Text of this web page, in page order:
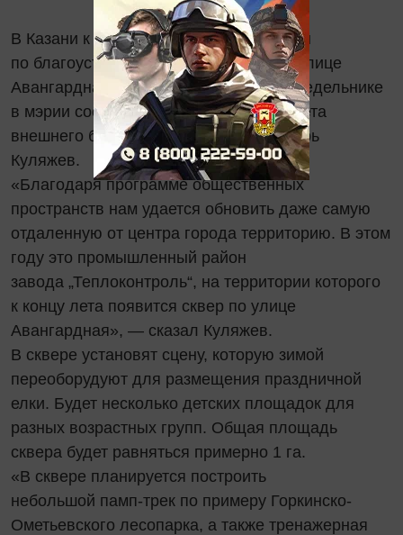
В Казани к концу лета завершат работы
по благоустройству нового сквера на улице
Авангардная. Об этом на деловом понедельнике
в мэрии сообщил председатель Комитета
внешнего благоустройства Казани Игорь
Куляжев.
«Благодаря программе общественных
пространств нам удается обновить даже самую
отдаленную от центра города территорию. В этом
году это промышленный район
завода „Теплоконтроль“, на территории которого
к концу лета появится сквер по улице
Авангардная», — сказал Куляжев.
В сквере установят сцену, которую зимой
переоборудуют для размещения праздничной
елки. Будет несколько детских площадок для
разных возрастных групп. Общая площадь
сквера будет равняться примерно 1 га.
«В сквере планируется построить
небольшой памп-трек по примеру Горкинско-
Ометьевского лесопарка, а также тренажерная